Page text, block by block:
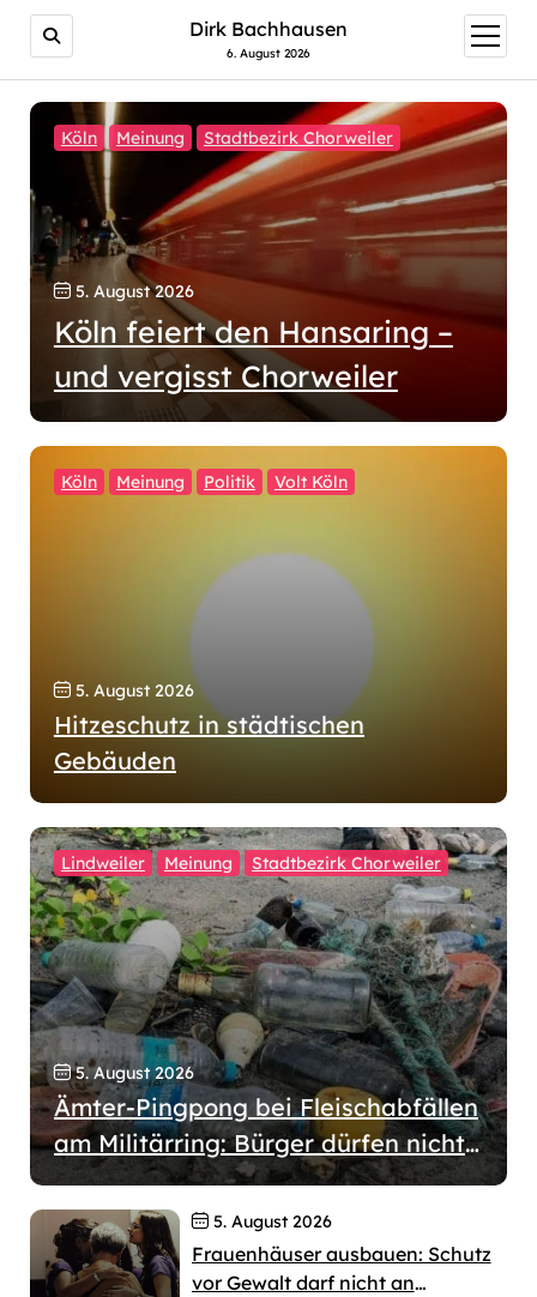
Dirk Bachhausen
6. August 2026
Menü
öffnen
Köln Meinung Stadtbezirk Chorweiler
5. August 2026
Köln feiert den Hansaring –
und vergisst Chorweiler
Köln Meinung Politik Volt Köln
5. August 2026
Hitzeschutz in städtischen
Gebäuden
Lindweiler Meinung Stadtbezirk Chorweiler
5. August 2026
Ämter-Pingpong bei Fleischabfällen
am Militärring: Bürger dürfen nicht
wochenlang allein gelassen werden
5. August 2026
Frauenhäuser ausbauen: Schutz
vor Gewalt darf nicht an